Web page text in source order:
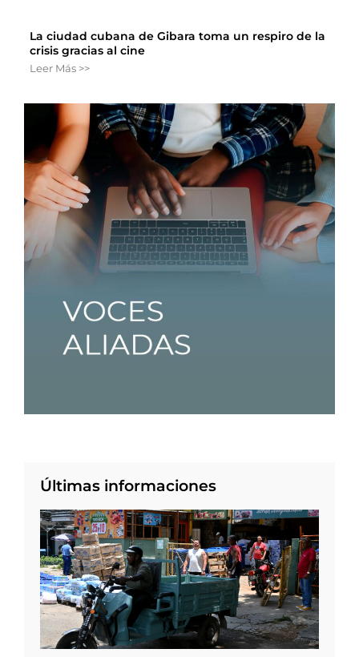
La ciudad cubana de Gibara toma un respiro de la
crisis gracias al cine
Leer Más >>
Últimas informaciones